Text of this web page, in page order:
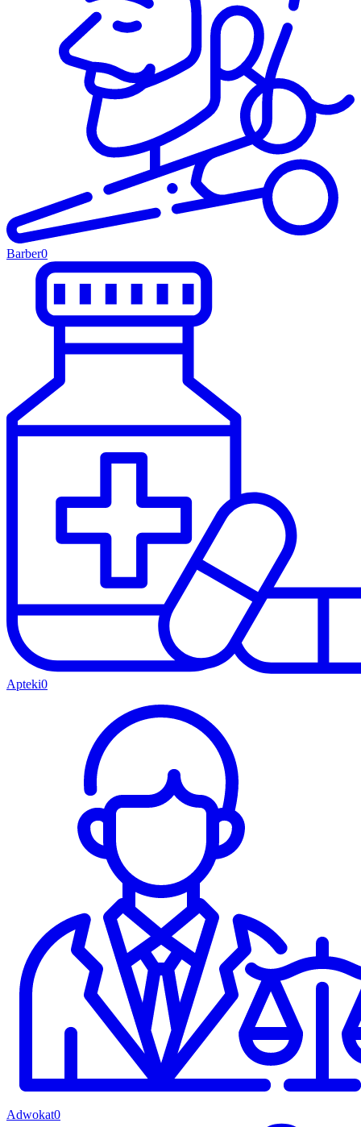
Barber0
Apteki0
Adwokat0